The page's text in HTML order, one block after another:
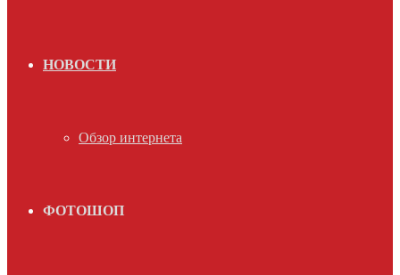
НОВОСТИ
Обзор интернета
ФОТОШОП